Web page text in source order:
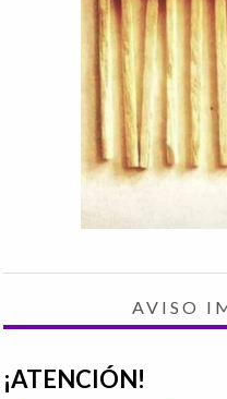
AVISO
¡ATENCIÓN!